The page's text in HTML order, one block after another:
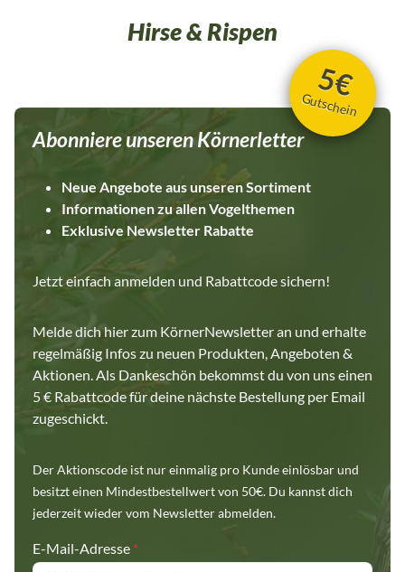
Umweltfreundlicher Anbau: Verantwortungsbewusste
Landwirtschaft steht bei uns im Mittelpunkt. Vertraue auf die
natürliche Güte und den Geschmack unserer frisch geernteten
Besenhirse aus dem Jahr 2023. Ein Gaumenschmaus, den Deine
Hirse & Rispen
5€
Gutschein
Abonniere unseren Körnerletter
Neue Angebote aus unseren Sortiment
Informationen zu allen Vogelthemen
Exklusive Newsletter Rabatte
Jetzt einfach anmelden und Rabattcode sichern!
Melde dich hier zum KörnerNewsletter an und erhalte
regelmäßig Infos zu neuen Produkten, Angeboten &
Aktionen. Als Dankeschön bekommst du von uns einen
5 € Rabattcode für deine nächste Bestellung per Email
zugeschickt.
Der Aktionscode ist nur einmalig pro Kunde einlösbar und
besitzt einen Mindestbestellwert von 50€. Du kannst dich
jederzeit wieder vom Newsletter abmelden.
E-Mail-Adresse *